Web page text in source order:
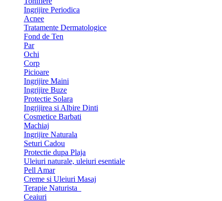
Ingrijire Periodica
Acnee
Tratamente Dermatologice
Fond de Ten
Par
Ochi
Corp
Picioare
Ingrijire Maini
Ingrijire Buze
Protectie Solara
Ingrijirea si Albire Dinti
Cosmetice Barbati
Machiaj
Ingrijire Naturala
Seturi Cadou
Protectie dupa Plaja
Uleiuri naturale, uleiuri esentiale
Pell Amar
Creme si Uleiuri Masaj
Terapie Naturista
Ceaiuri